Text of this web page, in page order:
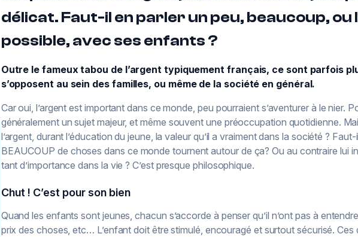
délicat. Faut-il en parler un peu, beaucoup, ou
possible, avec ses enfants ?
Outre le fameux tabou de l’argent typiquement français, ce sont parfois
s’opposent au sein des familles, ou même de la société en général.
Car oui, l’argent est important dans ce monde, peu pourraient s’aventurer à le nier.
généralement un sujet majeur, et même souvent une préoccupation quotidienne.
l’argent, durant l’éducation du jeune, la valeur qu’il a vraiment dans la société ?
BEAUCOUP de choses dans ce monde tournent autour de ça? Ou au contraire lui
tant d’importance dans la vie ? C’est presque philosophique.
Chut ! C’est pour son bien
Quand les enfants sont jeunes, chacun s’accorde à penser qu’il n’ont pas à
prix des choses, etc… L’enfant doit être stimulé, encouragé et surtout sécurisé. Ces